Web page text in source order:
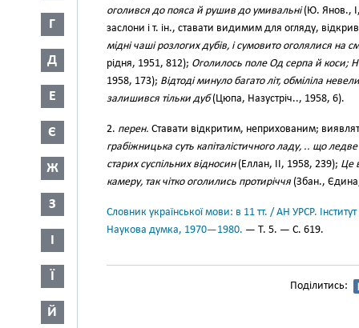
Г
Д
Е
Є
Ж
З
І
Ї
Й
оголився до пояса й рушив до умивальні(Ю. Янов.,
заслони і т. ін., ставати видимим для огляду,
мідні чаші розлогих дубів, і сумовито оголялися на
рідня, 1951, 812); Оголилось поле Од серпа й коси;
1958, 173); Відтоді минуло багато літ, обміліла
залишився тільки дуб(Цюпа, Назустріч.., 1958, 6).
2. перен. Ставати відкритим, неприхованим;
грабіжницька суть капіталістичного ладу, .. що
старих суспільних відносин(Еллан, II, 1958, 239); Це
камеру, так чітко оголились протиріччя (Збан.,
Словник української мови: в 11 тт. / АН УРСР.
Наукова думка, 1970—1980. — Т. 5. — С. 619.
Поділитись: